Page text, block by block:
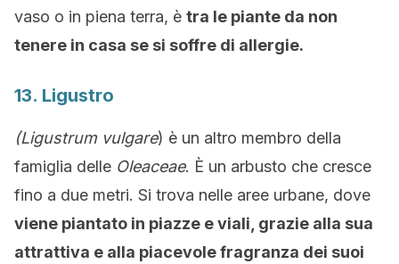
vaso o in piena terra, è tra le piante da non
tenere in casa se si soffre di allergie.
13. Ligustro
(Ligustrum vulgare) è un altro membro della
famiglia delle Oleaceae. È un arbusto che cresce
fino a due metri. Si trova nelle aree urbane, dove
viene piantato in piazze e viali, grazie alla sua
attrattiva e alla piacevole fragranza dei suoi